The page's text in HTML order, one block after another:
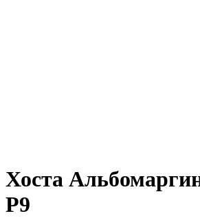
Хоста
Р9